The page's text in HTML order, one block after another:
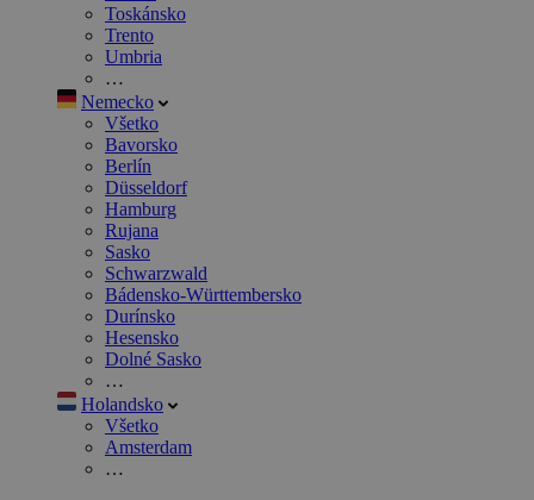
Toskánsko
Trento
Umbria
…
Nemecko
Všetko
Bavorsko
Berlín
Düsseldorf
Hamburg
Rujana
Sasko
Schwarzwald
Bádensko-Württembersko
Durínsko
Hesensko
Dolné Sasko
…
Holandsko
Všetko
Amsterdam
…